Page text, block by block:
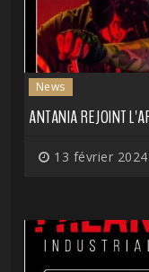
News
ANTANIA REJOINT
13 février 2024